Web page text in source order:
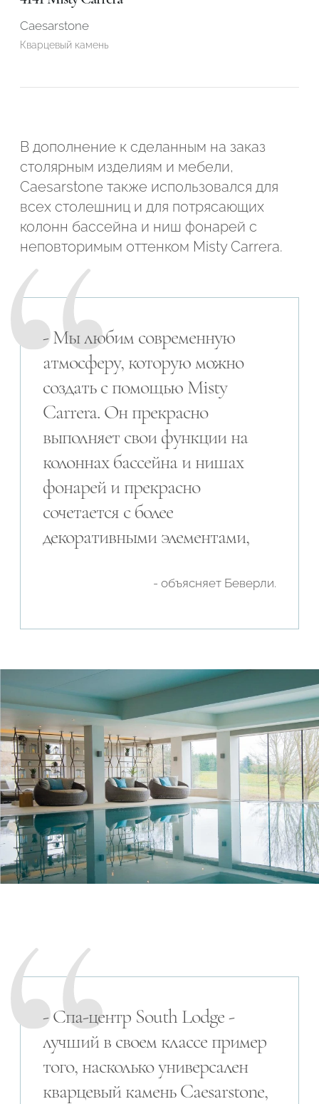
Caesarstone
Кварцевый камень
В дополнение к сделанным на заказ
столярным изделиям и мебели,
Caesarstone также использовался для
всех столешниц и для потрясающих
колонн бассейна и ниш фонарей с
неповторимым оттенком Misty Carrera.
- Мы любим современную
атмосферу, которую можно
создать с помощью Misty
Carrera. Он прекрасно
выполняет свои функции на
колоннах бассейна и нишах
фонарей и прекрасно
сочетается с более
декоративными элементами,
- объясняет Беверли.
- Спа-центр South Lodge -
лучший в своем классе пример
того, насколько универсален
кварцевый камень Caesarstone,